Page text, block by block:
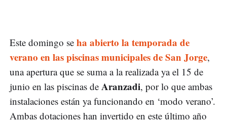
Este domingo se ha abierto la temporada de
verano en las piscinas municipales de San Jorge,
una apertura que se suma a la realizada ya el 15 de
junio en las piscinas de Aranzadi, por lo que ambas
instalaciones están ya funcionando en ‘modo verano’.
Ambas dotaciones han invertido en este último año